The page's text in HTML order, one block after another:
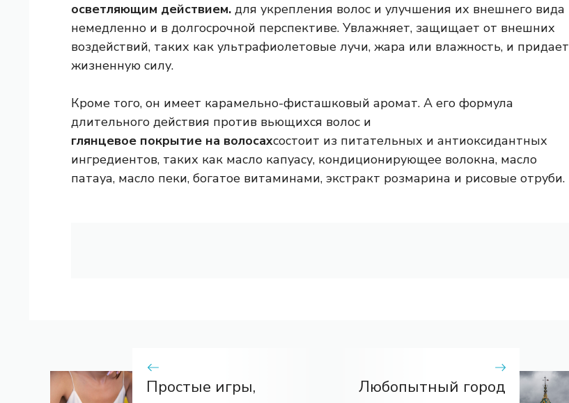
осветляющим действием. для укрепления волос и улучшения их внешнего вида
немедленно и в долгосрочной перспективе. Увлажняет, защищает от внешних
воздействий, таких как ультрафиолетовые лучи, жара или влажность, и придает
жизненную силу.
Кроме того, он имеет карамельно-фисташковый аромат. А его формула
длительного действия против вьющихся волос и
глянцевое покрытие на волосахсостоит из питательных и антиоксидантных
ингредиентов, таких как масло капуасу, кондиционирующее волокна, масло
патауа, масло пеки, богатое витаминами, экстракт розмарина и рисовые отруби.
Простые игры,
Любопытный город